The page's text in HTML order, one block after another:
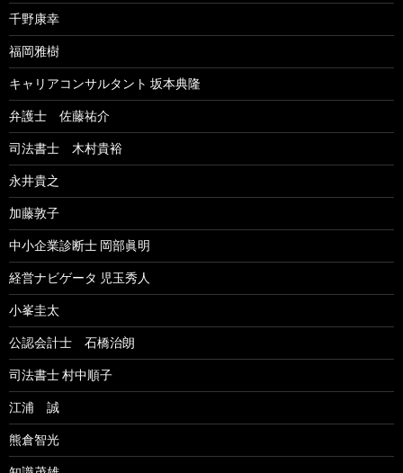
千野康幸
福岡雅樹
キャリアコンサルタント 坂本典隆
弁護士 佐藤祐介
司法書士 木村貴裕
永井貴之
加藤敦子
中小企業診断士 岡部眞明
経営ナビゲータ 児玉秀人
小峯圭太
公認会計士 石橋治朗
司法書士 村中順子
江浦 誠
熊倉智光